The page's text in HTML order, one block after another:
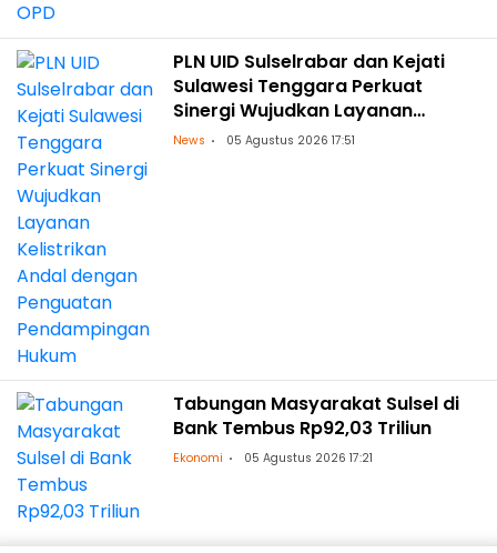
PLN UID Sulselrabar dan Kejati
Sulawesi Tenggara Perkuat
Sinergi Wujudkan Layanan
Kelistrikan Andal dengan
News 05 Agustus 2026 17:51
Tabungan Masyarakat Sulsel di
Bank Tembus Rp92,03 Triliun
Ekonomi 05 Agustus 2026 17:21